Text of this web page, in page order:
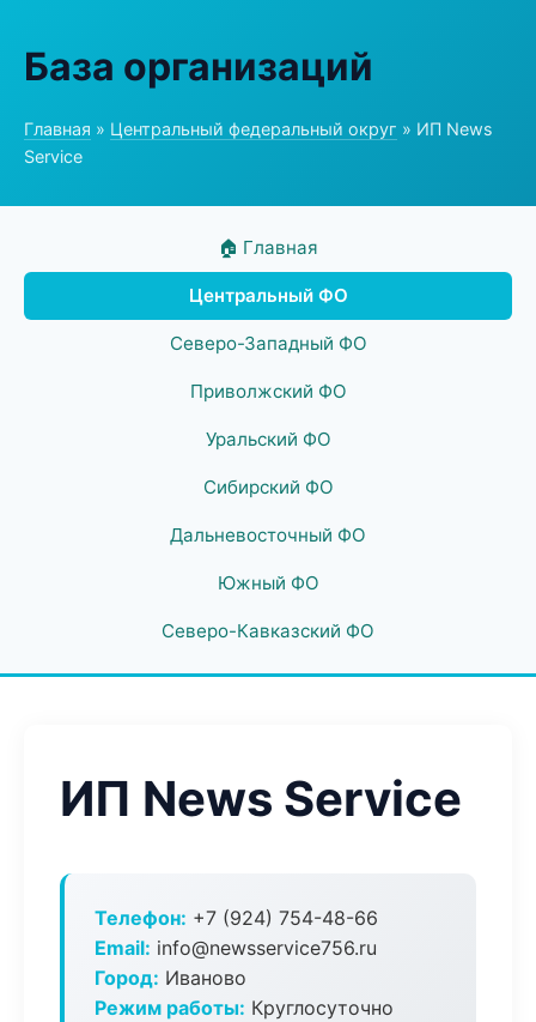
База организаций
Главная » Центральный федеральный округ » ИП News
Service
🏠 Главная
Центральный ФО
Северо-Западный ФО
Приволжский ФО
Уральский ФО
Сибирский ФО
Дальневосточный ФО
Южный ФО
Северо-Кавказский ФО
ИП News Service
Телефон: +7 (924) 754-48-66
Email: info@newsservice756.ru
Город: Иваново
Режим работы: Круглосуточно